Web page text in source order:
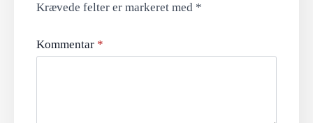
Krævede felter er markeret med *
Kommentar *